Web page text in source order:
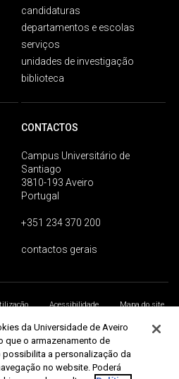
candidaturas
departamentos e escolas
serviços
unidades de investigação
biblioteca
CONTACTOS
Campus Universitário de
Santiago
3810-193 Aveiro
Portugal
+351 234 370 200
contactos gerais
Acessibilidade
Mapa do site
da Universidade de Aveiro
que o armazenamento de
a personalização da
no website. Poderá